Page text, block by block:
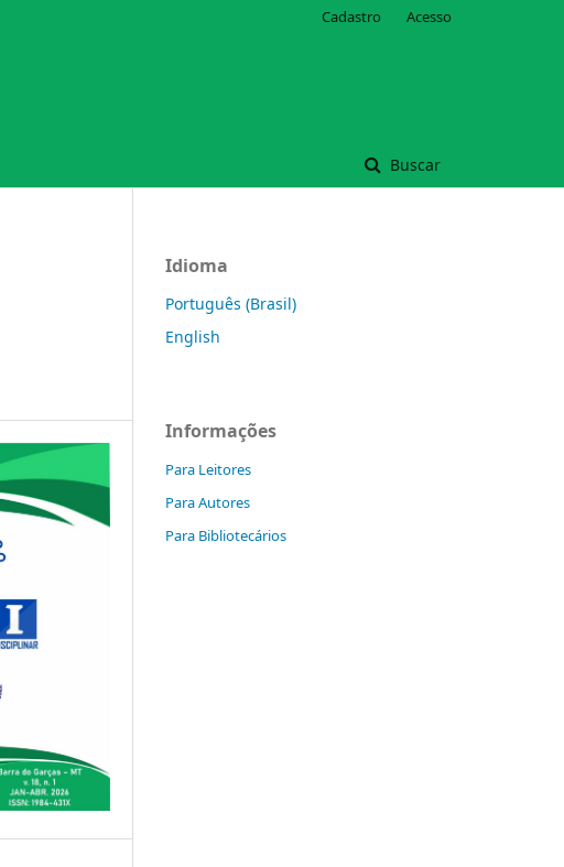
Buscar
Cadastro Acesso
Idioma
Português (Brasil)
English
Informações
Para Leitores
Para Autores
Para Bibliotecários